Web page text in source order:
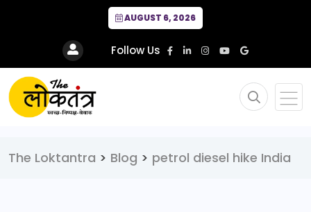
AUGUST 6, 2026
Follow Us
The Loktantra > Blog > petrol diesel hike India